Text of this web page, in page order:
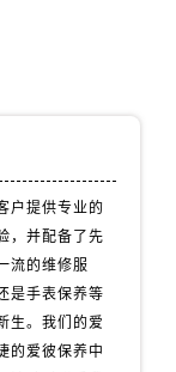
户提供专业的
，并配备了先
流的维修服
是手表保养等
生。我们的爱
的爱彼保养中